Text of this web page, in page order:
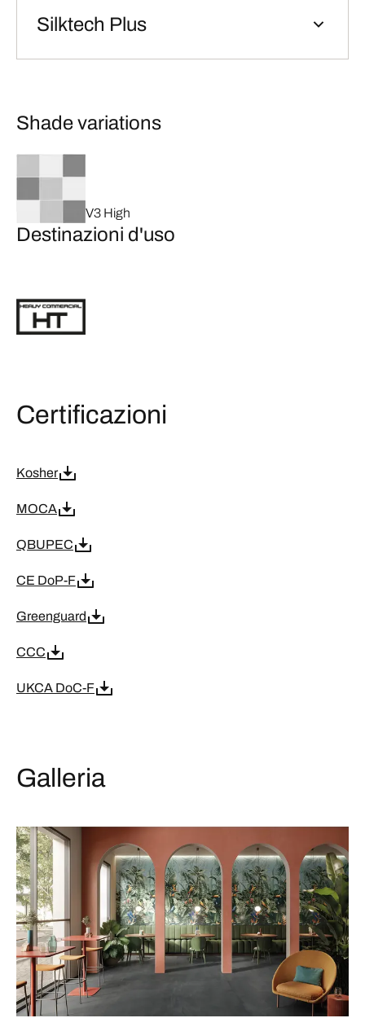
Silktech Plus
Shade variations
V3 High
Destinazioni d'uso
Certificazioni
Kosher
MOCA
QBUPEC
CE DoP-F
Greenguard
CCC
UKCA DoC-F
Galleria